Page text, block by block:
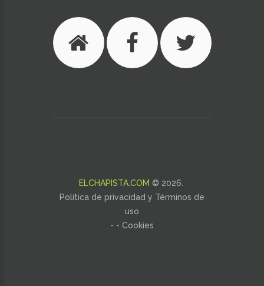
ELCHAPISTA.COM © 2026.
Política de privacidad y Términos de
uso
- - Cookies